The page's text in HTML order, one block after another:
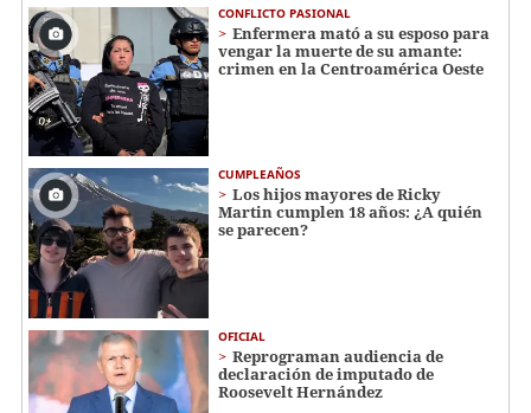
CONFLICTO PASIONAL
Enfermera mató a su esposo para
vengar la muerte de su amante:
crimen en la Centroamérica Oeste
CUMPLEAÑOS
Los hijos mayores de Ricky
Martin cumplen 18 años: ¿A quién
se parecen?
OFICIAL
Reprograman audiencia de
declaración de imputado de
Roosevelt Hernández